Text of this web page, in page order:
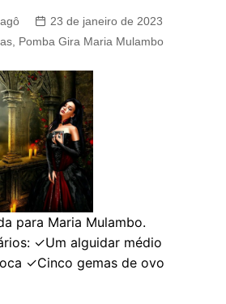
23 de janeiro de 2023
, Pomba Gira Maria Mulambo
para Maria Mulambo.
✓Um alguidar médio
✓Cinco gemas de ovo